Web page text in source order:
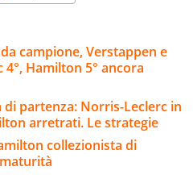
campione, Verstappen e
Hamilton 5° ancora
partenza: Norris-Leclerc in
arretrati. Le strategie
collezionista di